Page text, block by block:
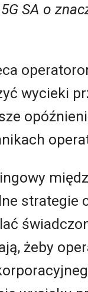
SA o
wycieki
strategie
żeby